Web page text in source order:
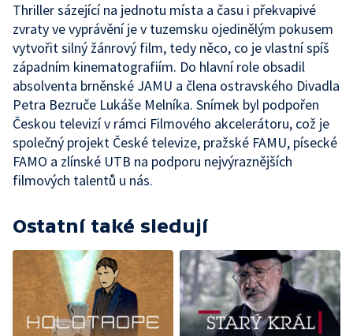
Thriller sázející na jednotu místa a času i překvapivé
zvraty ve vyprávění je v tuzemsku ojedinělým pokusem
vytvořit silný žánrový film, tedy něco, co je vlastní spíš
západním kinematografiím. Do hlavní role obsadil
absolventa brněnské JAMU a člena ostravského Divadla
Petra Bezruče Lukáše Melníka. Snímek byl podpořen
Českou televizí v rámci Filmového akcelerátoru, což je
společný projekt České televize, pražské FAMU, písecké
FAMO a zlínské UTB na podporu nejvýraznějších
filmových talentů u nás.
Ostatní také sledují